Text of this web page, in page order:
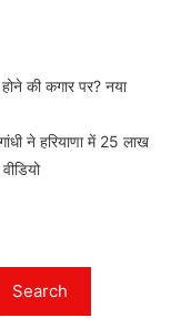
की कगार पर? नया
ने हरियाणा में 25 लाख
Search